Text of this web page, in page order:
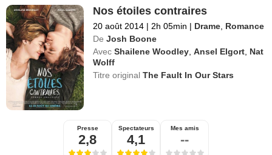
Nos étoiles contraires
20 août 2014 | 2h 05min | Drame, Romance
De Josh Boone
Avec Shailene Woodley,Ansel Elgort, Nat
Wolff
Titre originalThe Fault In Our Stars
Presse
2,8
Spectateurs
4,1
Mes amis
--